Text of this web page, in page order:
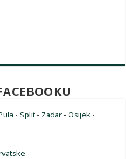
-Split - Zadar -Osijek -